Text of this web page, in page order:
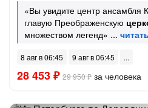
«Вы увидите центр ансамбля
главую Преображенскую
множеством легенд»
8 авг в 06:45 9 авг в 06:45
28 453 ₽ 29 950 ₽ за человека